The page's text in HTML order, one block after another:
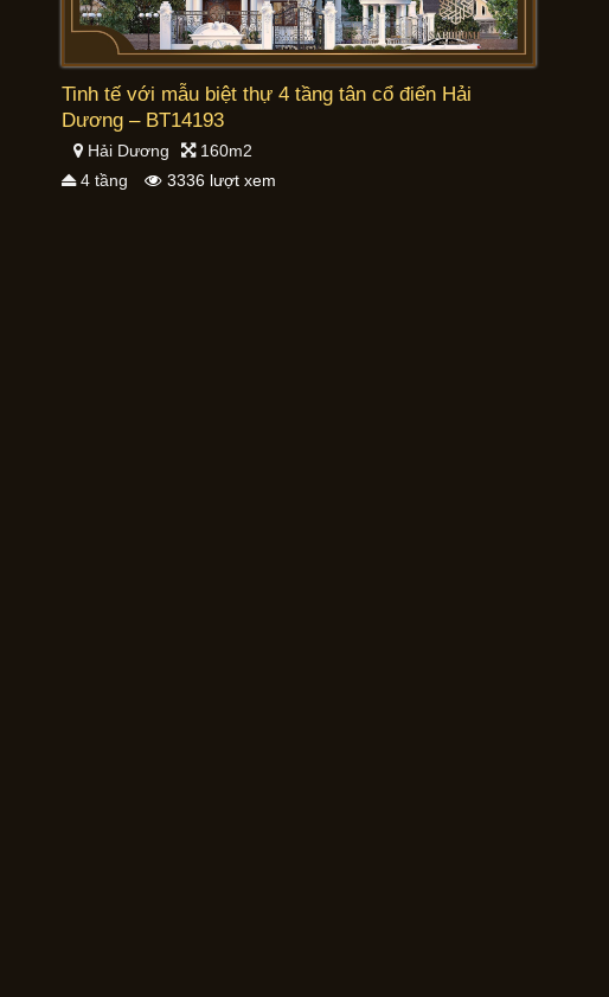
Tinh tế với mẫu biệt thự 4 tầng tân cổ điển Hải
Dương – BT14193
Hải Dương
160m2
4 tầng
3336 lượt xem